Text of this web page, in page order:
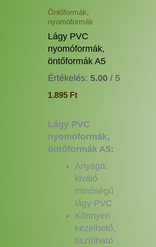
Öntőformák,
nyomóformák
Lágy PVC
nyomóformák,
öntőformák A5
Értékelés: 5.00/ 5
1.895 Ft
Lágy PVC
nyomóformák,
öntőformák A5:
Anyaga:
kiváló
minőségű
lágy PVC
Könnyen
kezelhető,
tisztítható